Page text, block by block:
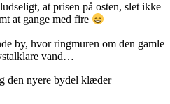
at prisen på osten, slet ikke
at gange med fire
by, hvor ringmuren om den gamle
vand…
den nyere bydel klæder